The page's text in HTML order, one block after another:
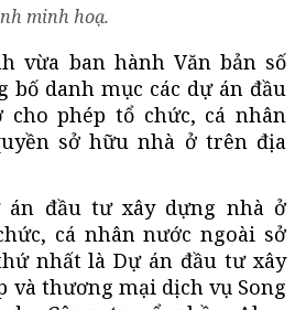
minh hoạ.
vừa ban hành Văn bản số
bố danh mục các dự án đầu
phép tổ chức, cá nhân
sở hữu nhà ở trên địa
án đầu tư xây dựng nhà ở
cá nhân nước ngoài sở
nhất là Dự án đầu tư xây
và thương mại dịch vụ Song